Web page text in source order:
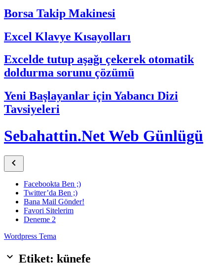
Borsa Takip Makinesi
Excel Klavye Kısayolları
Excelde tutup aşağı çekerek otomatik
doldurma sorunu çözümü
Yeni Başlayanlar için Yabancı Dizi
Tavsiyeleri
Sebahattin.Net Web Günlügü

Facebookta Ben ;)
Twitter’da Ben ;)
Bana Mail Gönder!
Favori Sitelerim
Deneme 2
Wordpress Tema
keyboard_arrow_down Etiket: künefe